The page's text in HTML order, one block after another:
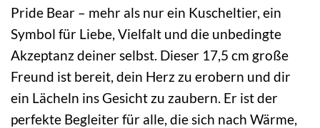
Pride Bear – mehr als nur ein Kuscheltier, ein
Symbol für Liebe, Vielfalt und die unbedingte
Akzeptanz deiner selbst. Dieser 17,5 cm große
Freund ist bereit, dein Herz zu erobern und dir
ein Lächeln ins Gesicht zu zaubern. Er ist der
perfekte Begleiter für alle, die sich nach Wärme,